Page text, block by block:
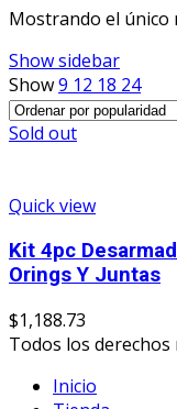
Mostrando el único
Show sidebar
Show9 12 18 24
Sold out
Quick view
Kit 4pc
Orings Y Juntas
$1,188.73
Todos los derechos
Inicio